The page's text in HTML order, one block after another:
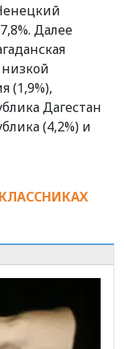
Далее
низкой
(1,9%),
Дагестан
(4,2%) и